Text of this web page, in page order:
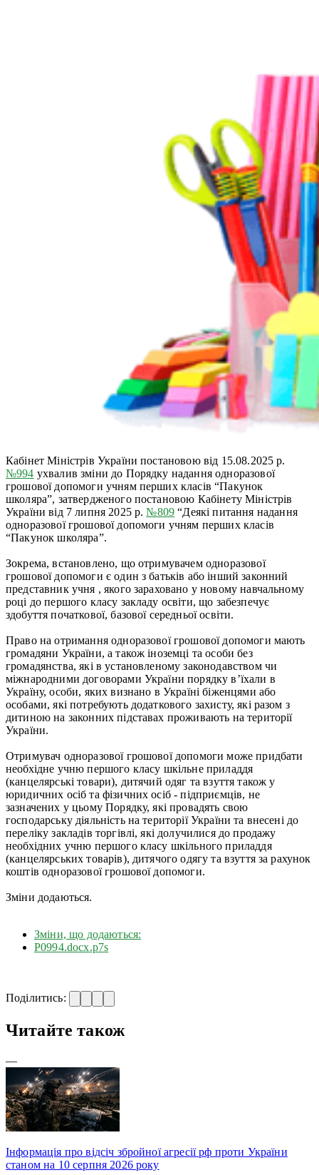
Кабінет Міністрів України постановою від 15.08.2025 р.
№994 ухвалив зміни до Порядку надання одноразової
грошової допомоги учням перших класів “Пакунок
школяра”, затвердженого постановою Кабінету Міністрів
України від 7 липня 2025 р.№809 “Деякі питання надання
одноразової грошової допомоги учням перших класів
“Пакунок школяра”.
Зокрема, встановлено, що отримувачем одноразової
грошової допомоги є один з батьків або інший законний
представник учня , якого зараховано у новому навчальному
році до першого класу закладу освіти, що забезпечує
здобуття початкової, базової середньої освіти.
Право на отримання одноразової грошової допомоги мають
громадяни України, а також іноземці та особи без
громадянства, які в установленому законодавством чи
міжнародними договорами України порядку в’їхали в
Україну, особи, яких визнано в Україні біженцями або
особами, які потребують додаткового захисту, які разом з
дитиною на законних підставах проживають на території
України.
Отримувач одноразової грошової допомоги може придбати
необхідне учню першого класу шкільне приладдя
(канцелярські товари), дитячий одяг та взуття також у
юридичних осіб та фізичних осіб - підприємців, не
зазначених у цьому Порядку, які провадять свою
господарську діяльність на території України та внесені до
переліку закладів торгівлі, які долучилися до продажу
необхідних учню першого класу шкільного приладдя
(канцелярських товарів), дитячого одягу та взуття за рахунок
коштів одноразової грошової допомоги.
Зміни додаються.
Зміни, що додаються:
Р0994.docx.p7s
Поділитись:
Читайте також
—
Інформація про відсіч збройної агресії рф проти України
станом на 10 серпня 2026 року